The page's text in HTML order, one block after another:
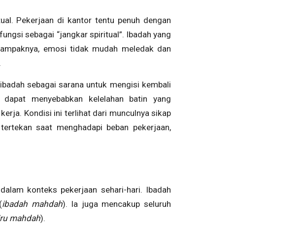
Pekerjaan di kantor tentu penuh dengan
sebagai “jangkar spiritual”. Ibadah yang
emosi tidak mudah meledak dan
sebagai sarana untuk mengisi kembali
menyebabkan kelelahan batin yang
Kondisi ini terlihat dari munculnya sikap
saat menghadapi beban pekerjaan,
konteks pekerjaan sehari-hari. Ibadah
ibadah mahdah). Ia juga mencakup seluruh
mahdah).